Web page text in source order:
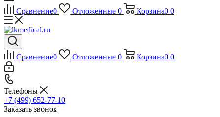
Сравнение0 Отложенные 0 Корзина0 0
Сравнение0 Отложенные 0 Корзина0 0
Телефоны
+7 (499) 652-77-10
Заказать звонок